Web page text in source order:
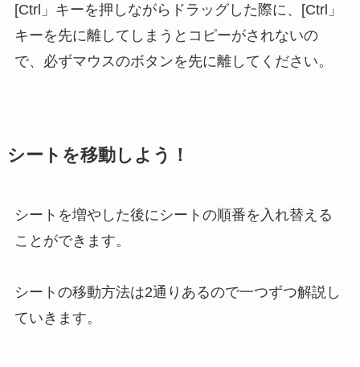
[Ctrl」キーを押しながらドラッグした際に、[Ctrl」
キーを先に離してしまうとコピーがされないの
で、必ずマウスのボタンを先に離してください。
シートを移動しよう！
シートを増やした後にシートの順番を入れ替える
ことができます。
シートの移動方法は2通りあるので一つずつ解説し
ていきます。